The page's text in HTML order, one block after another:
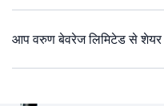
आप वरुण बेवरेज लिमिटेड से